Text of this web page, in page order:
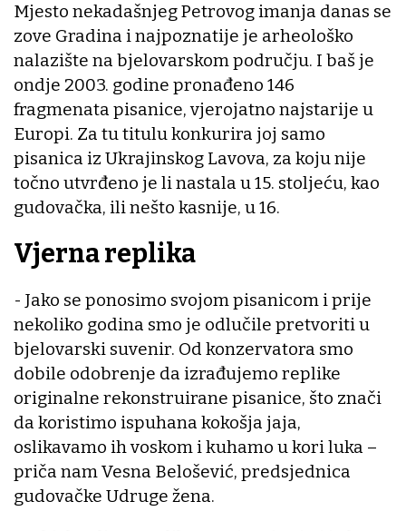
Mjesto nekadašnjeg Petrovog imanja danas se
zove Gradina i najpoznatije je arheološko
nalazište na bjelovarskom području. I baš je
ondje 2003. godine pronađeno 146
fragmenata pisanice, vjerojatno najstarije u
Europi. Za tu titulu konkurira joj samo
pisanica iz Ukrajinskog Lavova, za koju nije
točno utvrđeno je li nastala u 15. stoljeću, kao
gudovačka, ili nešto kasnije, u 16.
Vjerna replika
- Jako se ponosimo svojom pisanicom i prije
nekoliko godina smo je odlučile pretvoriti u
bjelovarski suvenir. Od konzervatora smo
dobile odobrenje da izrađujemo replike
originalne rekonstruirane pisanice, što znači
da koristimo ispuhana kokošja jaja,
oslikavamo ih voskom i kuhamo u kori luka –
priča nam Vesna Belošević, predsjednica
gudovačke Udruge žena.